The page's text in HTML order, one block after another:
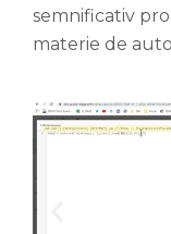
semnificativ
materie de